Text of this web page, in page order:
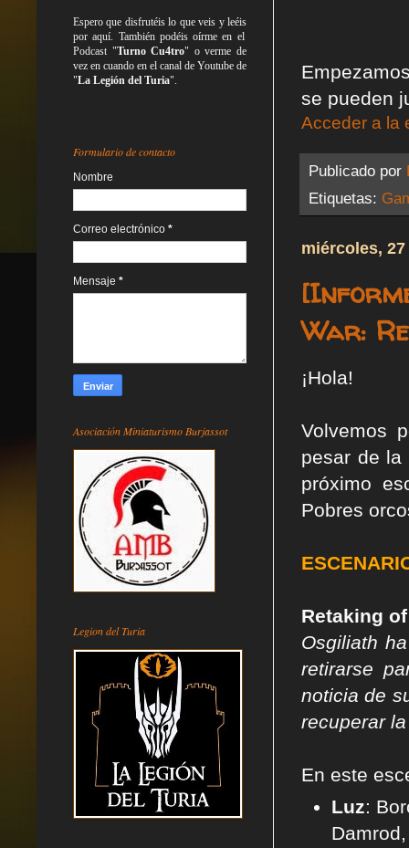
se pueden
Acceder a la
Publicado por
Etiquetas:
miércoles,
War:
¡Hola!
Volvemos
pesar de la
próximo
Pobres
Retaking
Osgiliath
retirarse
noticia de
recuperar
En este
Luz:
Espero que disfrutéis lo queveis yleéis
por aquí. También podéis oírme en el
Podcast "Turno Cu4tro" o verme de
vez en cuando en el canal de Youtube de
"La Legión del Turia".
Formulario de contacto
Nombre
Correo electrónico *
Mensaje *
Asociación Miniaturismo Burjassot
Legion del Turia